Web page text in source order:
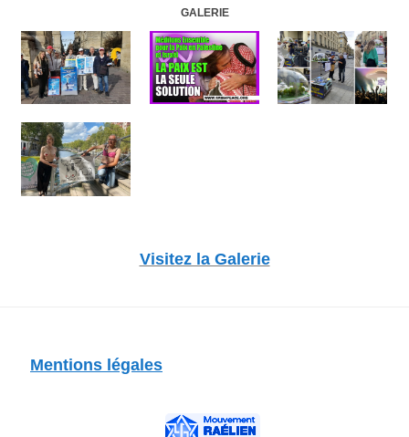
GALERIE
Visitez la Galerie
Mentions légales